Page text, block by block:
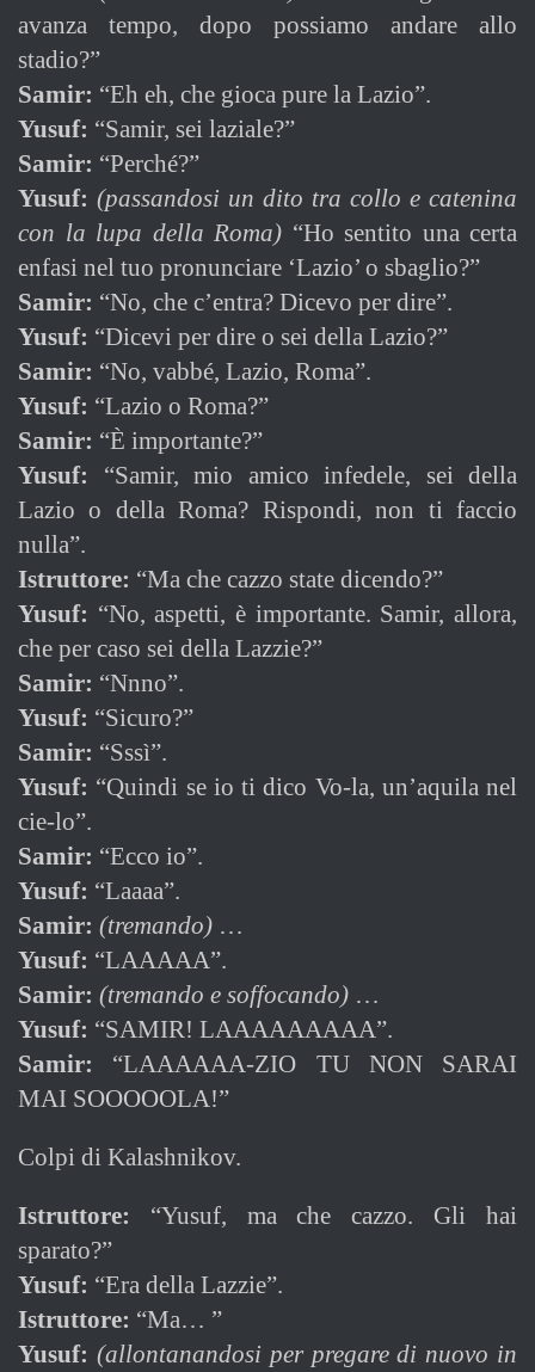
avanza tempo, dopo possiamo andare allo
stadio?”
Samir: “Eh eh, che gioca pure la Lazio”.
Yusuf: “Samir, sei laziale?”
Samir: “Perché?”
Yusuf: (passandosi un dito tra collo e catenina
con la lupa della Roma) “Ho sentito una certa
enfasi nel tuo pronunciare ‘Lazio’ o sbaglio?”
Samir: “No, che c’entra? Dicevo per dire”.
Yusuf: “Dicevi per dire o sei della Lazio?”
Samir: “No, vabbé, Lazio, Roma”.
Yusuf: “Lazio o Roma?”
Samir: “È importante?”
Yusuf: “Samir, mio amico infedele, sei della
Lazio o della Roma? Rispondi, non ti faccio
nulla”.
Istruttore: “Ma che cazzo state dicendo?”
Yusuf: “No, aspetti, è importante. Samir, allora,
che per caso sei della Lazzie?”
Samir: “Nnno”.
Yusuf: “Sicuro?”
Samir: “Sssì”.
Yusuf: “Quindi se io ti dico Vo-la, un’aquila nel
cie-lo”.
Samir: “Ecco io”.
Yusuf: “Laaaa”.
Samir: (tremando) …
Yusuf: “LAAAAA”.
Samir: (tremando e soffocando) …
Yusuf: “SAMIR! LAAAAAAAAA”.
Samir: “LAAAAAA-ZIO TU NON SARAI
MAI SOOOOOLA!”
Colpi di Kalashnikov.
Istruttore: “Yusuf, ma che cazzo. Gli hai
sparato?”
Yusuf: “Era della Lazzie”.
Istruttore: “Ma… ”
Yusuf: (allontanandosi per pregare di nuovo in